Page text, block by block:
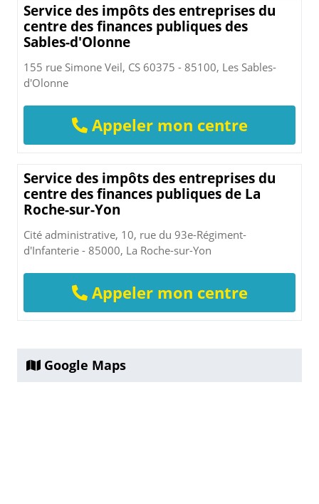
Service des impôts des entreprises du
centre des finances publiques des
Sables-d'Olonne
155 rue Simone Veil, CS 60375 - 85100, Les Sables-
d'Olonne
Appeler mon centre
Service des impôts des entreprises du
centre des finances publiques de La
Roche-sur-Yon
Cité administrative, 10, rue du 93e-Régiment-
d'Infanterie - 85000, La Roche-sur-Yon
Appeler mon centre
Google Maps